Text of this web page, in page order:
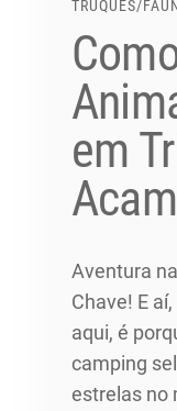
TRUQUES/
em
Aventura
Chave! E
aqui, é
camping
estrelas no